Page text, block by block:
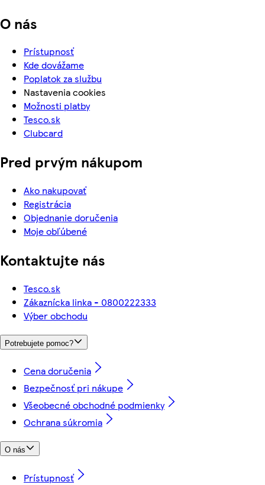
O nás
Prístupnosť
Kde dovážame
Poplatok za službu
Nastavenia cookies
Možnosti platby
Tesco.sk
Clubcard
Pred prvým nákupom
Ako nakupovať
Registrácia
Objednanie doručenia
Moje obľúbené
Kontaktujte nás
Tesco.sk
Zákaznícka linka - 0800222333
Výber obchodu
Potrebujete pomoc?
Cena doručenia
Bezpečnosť pri nákupe
Všeobecné obchodné podmienky
Ochrana súkromia
O nás
Prístupnosť